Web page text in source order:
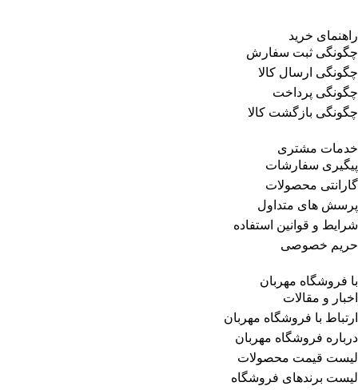
راهنمای خرید
چگونگی ثبت سفارش
چگونگی ارسال کالا
چگونگی پرداخت
چگونگی بازگشت کالا
خدمات مشتری
پیگیری سفارشات
گارانتی محصولات
پرسش های متداول
شرایط و قوانین استفاده
حریم خصوصی
با فروشگاه مهربان
اخبار و مقالات
ارتباط با فروشگاه مهربان
درباره فروشگاه مهربان
لیست قیمت محصولات
لیست برندهای فروشگاه